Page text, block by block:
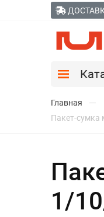
Главная
Пакет-
1/